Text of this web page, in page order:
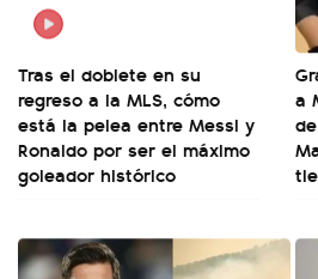
Tras el doblete en su
regreso a la MLS, cómo
está la pelea entre Messi y
Ronaldo por ser el máximo
goleador histórico
a